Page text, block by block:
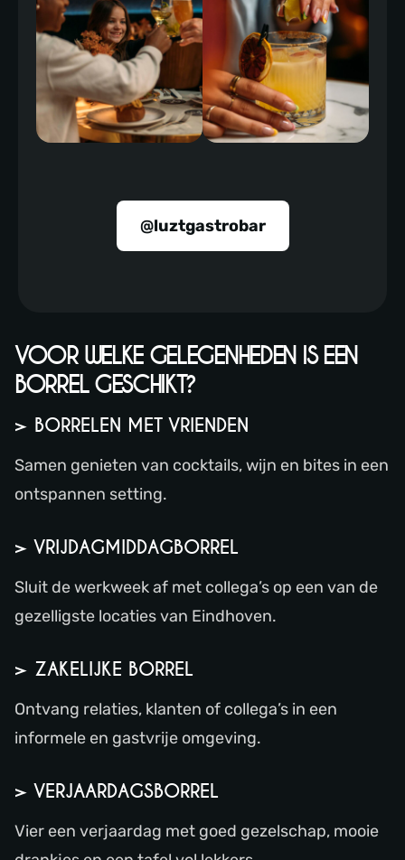
@luztgastrobar
VOOR WELKE GELEGENHEDEN IS EEN
BORREL GESCHIKT?
> BORRELEN MET VRIENDEN
Samen genieten van cocktails, wijn en bites in een
ontspannen setting.
> VRIJDAGMIDDAGBORREL
Sluit de werkweek af met collega’s op een van de
gezelligste locaties van Eindhoven.
> ZAKELIJKE BORREL
Ontvang relaties, klanten of collega’s in een
informele en gastvrije omgeving.
> VERJAARDAGSBORREL
Vier een verjaardag met goed gezelschap, mooie